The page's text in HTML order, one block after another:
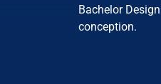
Bachelor
conception.